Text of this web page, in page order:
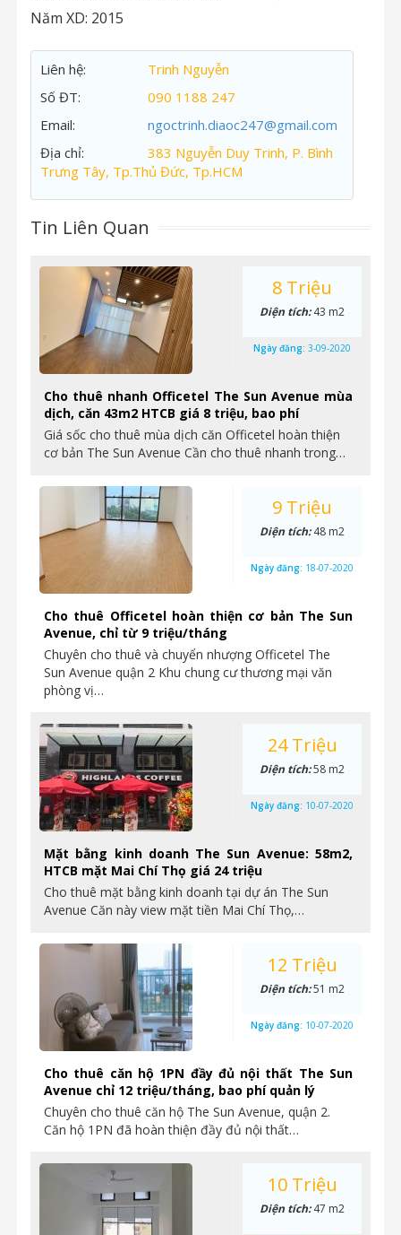
Năm XD: 2015
Liên hệ:
Trinh Nguyễn
Số ĐT:
090 1188 247
Email:
ngoctrinh.diaoc247@gmail.com
Địa chỉ:
383 Nguyễn Duy Trinh, P. Bình
Trưng Tây, Tp.Thủ Đức, Tp.HCM
Tin Liên Quan
Cho thuê nhanh Officetel The Sun Avenue mùa
dịch, căn 43m2 HTCB giá 8 triệu, bao phí
Giá sốc cho thuê mùa dịch căn Officetel hoàn thiện
cơ bản The Sun Avenue Cần cho thuê nhanh trong…
8 Triệu
Diện tích:43 m2
Ngày đăng: 3-09-2020
Cho thuê Officetel hoàn thiện cơ bản The Sun
Avenue, chỉ từ 9 triệu/tháng
Chuyên cho thuê và chuyển nhượng Officetel The
Sun Avenue quận 2 Khu chung cư thương mại văn
phòng vị…
9 Triệu
Diện tích:48 m2
Ngày đăng: 18-07-2020
Mặt bằng kinh doanh The Sun Avenue: 58m2,
HTCB mặt Mai Chí Thọ giá 24 triệu
Cho thuê mặt bằng kinh doanh tại dự án The Sun
Avenue Căn này view mặt tiền Mai Chí Thọ,…
24 Triệu
Diện tích:58 m2
Ngày đăng: 10-07-2020
Cho thuê căn hộ 1PN đầy đủ nội thất The Sun
Avenue chỉ 12 triệu/tháng, bao phí quản lý
Chuyên cho thuê căn hộ The Sun Avenue, quận 2.
Căn hộ 1PN đã hoàn thiện đầy đủ nội thất…
12 Triệu
Diện tích:51 m2
Ngày đăng: 10-07-2020
10 Triệu
Diện tích:47 m2